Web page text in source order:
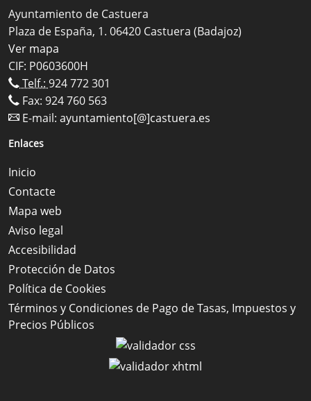
Ayuntamiento de Castuera
Plaza de España, 1. 06420 Castuera (Badajoz)
Ver mapa
CIF: P0603600H
Telf.: 924 772 301
Fax: 924 760 563
E-mail: ayuntamiento[@]castuera.es
Enlaces
Inicio
Contacte
Mapa web
Aviso legal
Accesibilidad
Protección de Datos
Política de Cookies
Términos y Condiciones de Pago de Tasas, Impuestos y
Precios Públicos